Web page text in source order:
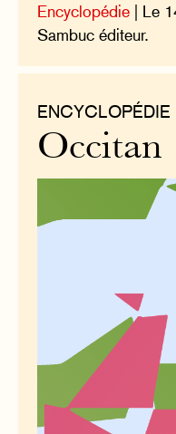
Encyclopédie | Le
Sambuc éditeur.
ENCYCLOPÉDIE
Occitan